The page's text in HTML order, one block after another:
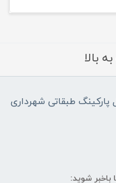
بالا
پارکینگ طبقاتی شهرداری
باخبر شوید: